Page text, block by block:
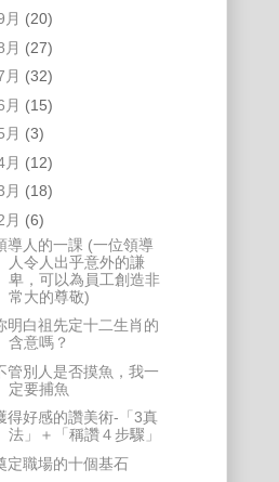
月 (20)
月 (27)
月 (32)
月 (15)
月 (3)
月 (12)
月 (18)
月 (6)
導人的一課 (一位領導
人令人出乎意外的謙
卑，可以為員工創造非
常大的尊敬)
明白祖先定十二生肖的
含意嗎？
管別人是否摸魚，我一
定要捕魚
得好感的讚美術-「3真
法」＋「稱讚４步驟」
定職場的十個基石